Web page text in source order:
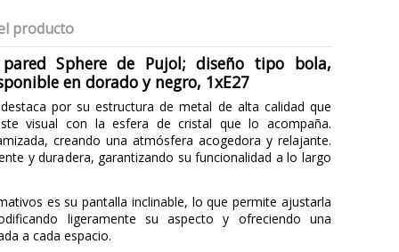
producto
Sphere de Pujol; diseño tipo bola,
en dorado y negro, 1xE27
por su estructura de metal de alta calidad que
visual con la esfera de cristal que lo acompaña.
creando una atmósfera acogedora y relajante.
y duradera, garantizando su funcionalidad a lo largo
es su pantalla inclinable, lo que permite ajustarla
ligeramente su aspecto y ofreciendo una
a cada espacio.